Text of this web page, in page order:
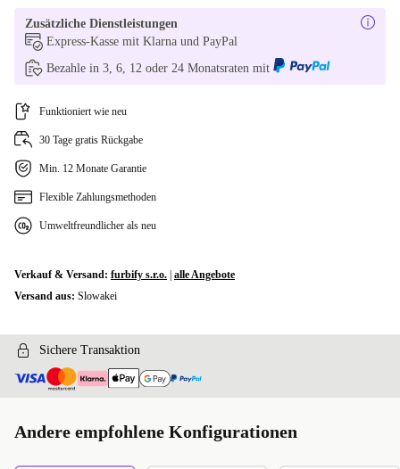
DK (dänisch) | 256 GB, 8.0 GB
Zusätzliche Dienstleistungen
Express-Kasse mit Klarna und PayPal
Bezahle in 3, 6, 12 oder 24 Monatsraten mit
Funktioniert wie neu
30 Tage gratis Rückgabe
Min. 12 Monate Garantie
Flexible Zahlungsmethoden
Umweltfreundlicher als neu
Verkauf & Versand: furbify s.r.o. alle Angebote
Versand aus: Slowakei
Sichere Transaktion
Andere empfohlene Konfigurationen